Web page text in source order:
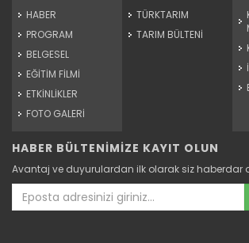
Organik Tarım
Devamını Oku ->
HABER
PROGRAM
BELGESEL
EĞİTİM FİLMİ
ETKİNLİKLER
FOTO GALERİ
TÜRKTARIM
TARIM BÜLTENİ
HABER BÜLTENİMİZE KAYIT OLUN
Avantaj ve duyurulardan ilk olarak siz haberdar